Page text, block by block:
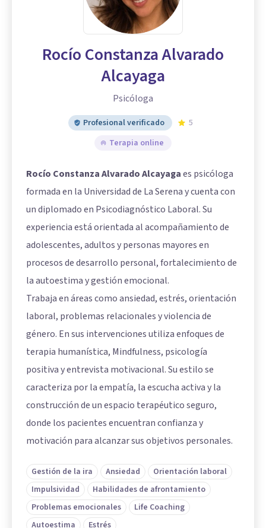
Rocío Constanza Alvarado
Alcayaga
Psicóloga
Profesional verificado
5
Terapia online
Rocío Constanza Alvarado Alcayagaes psicóloga
formada en la Universidad de La Serena y cuenta con
un diplomado en Psicodiagnóstico Laboral. Su
experiencia está orientada al acompañamiento de
adolescentes, adultos y personas mayores en
procesos de desarrollo personal, fortalecimiento de
la autoestima y gestión emocional.
Trabaja en áreas como ansiedad, estrés, orientación
laboral, problemas relacionales y violencia de
género. En sus intervenciones utiliza enfoques de
terapia humanística, Mindfulness, psicología
positiva y entrevista motivacional. Su estilo se
caracteriza por la empatía, la escucha activa y la
construcción de un espacio terapéutico seguro,
donde los pacientes encuentran confianza y
motivación para alcanzar sus objetivos personales.
Gestión de la ira Ansiedad
Orientación laboral
Impulsividad
Habilidades de afrontamiento
Problemas emocionales
Life Coaching
Autoestima
Estrés